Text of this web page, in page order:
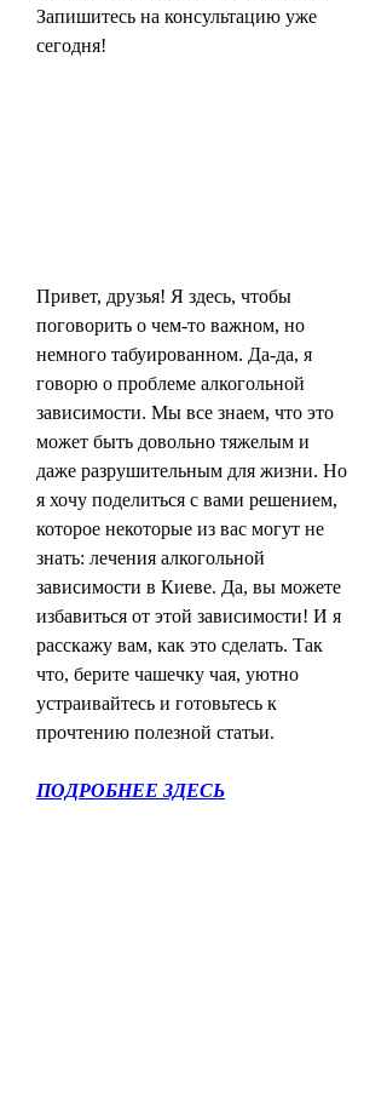
Запишитесь на консультацию уже
сегодня!
Привет, друзья! Я здесь, чтобы
поговорить о чем-то важном, но
немного табуированном. Да-да, я
говорю о проблеме алкогольной
зависимости. Мы все знаем, что это
может быть довольно тяжелым и
даже разрушительным для жизни. Но
я хочу поделиться с вами решением,
которое некоторые из вас могут не
знать: лечения алкогольной
зависимости в Киеве. Да, вы можете
избавиться от этой зависимости! И я
расскажу вам, как это сделать. Так
что, берите чашечку чая, уютно
устраивайтесь и готовьтесь к
прочтению полезной статьи.
ПОДРОБНЕЕ ЗДЕСЬ